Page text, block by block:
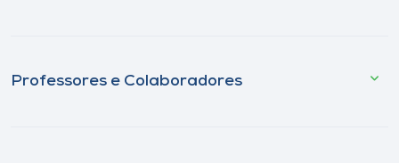
Professores e Colaboradores